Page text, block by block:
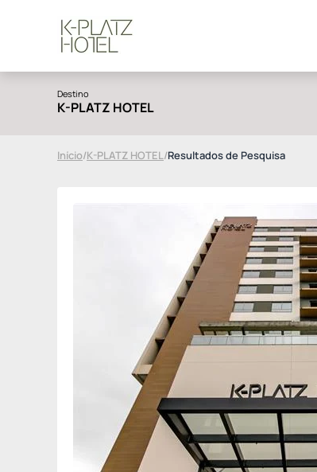
Destino
K-PLATZ HOTEL
Início/K-PLATZ HOTEL/Resultados de Pesquisa